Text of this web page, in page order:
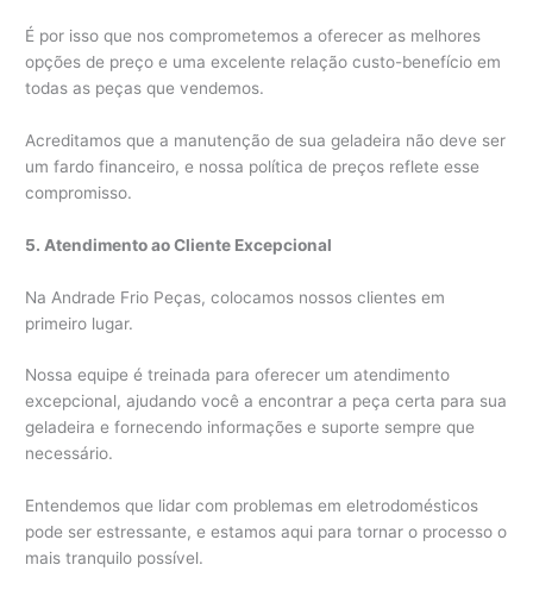
É por isso que nos comprometemos a oferecer as melhores
opções de preço e uma excelente relação custo-benefício em
todas as peças que vendemos.
Acreditamos que a manutenção de sua geladeira não deve ser
um fardo financeiro, e nossa política de preços reflete esse
compromisso.
5. Atendimento ao Cliente Excepcional
Na Andrade Frio Peças, colocamos nossos clientes em
primeiro lugar.
Nossa equipe é treinada para oferecer um atendimento
excepcional, ajudando você a encontrar a peça certa para sua
geladeira e fornecendo informações e suporte sempre que
necessário.
Entendemos que lidar com problemas em eletrodomésticos
pode ser estressante, e estamos aqui para tornar o processo o
mais tranquilo possível.